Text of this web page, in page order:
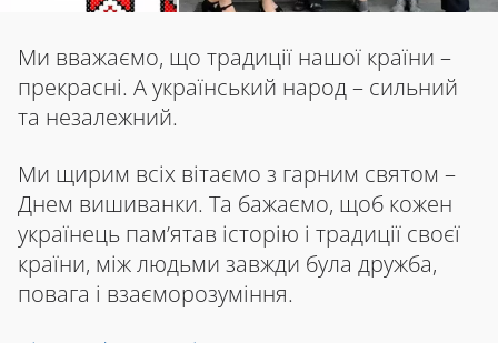
Ми вважаємо, що традиції нашої країни –
прекрасні. А український народ – сильний
та незалежний.
Ми щирим всіх вітаємо з гарним святом –
Днем вишиванки. Та бажаємо, щоб кожен
українець пам’ятав історію і традиції своєї
країни, між людьми завжди була дружба,
повага і взаєморозуміння.